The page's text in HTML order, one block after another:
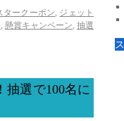
タークーポン, ジェット
, 懸賞キャンペーン, 抽選
抽選で100名に